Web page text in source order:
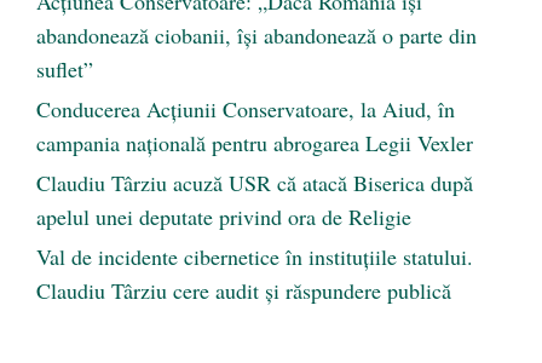
abandonează ciobanii, își abandonează o parte din
suflet”
Conducerea Acțiunii Conservatoare, la Aiud, în
campania națională pentru abrogarea Legii Vexler
Claudiu Târziu acuză USR că atacă Biserica după
apelul unei deputate privind ora de Religie
Val de incidente cibernetice în instituțiile statului.
Claudiu Târziu cere audit și răspundere publică